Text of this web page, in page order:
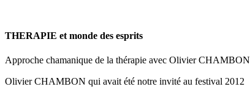
THERAPIE et monde des esprits
Approche chamanique de la thérapie avec Olivier
Olivier CHAMBON qui avait été notre invité au festival 2012